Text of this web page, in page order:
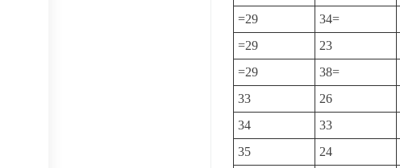
=29
34=
=29
23
=29
38=
33
26
34
33
35
24